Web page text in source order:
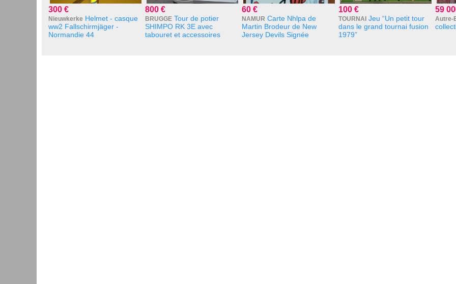
300 €
Nieuwkerke Helmet - casque
ww2 Fallschirmjäger -
Normandie 44
800 €
BRUGGE Tour de potier
SHIMPO RK 3E avec
tabouret et accessoires
60 €
NAMUR Carte Nhlpa de
Martin Brodeur de New
Jersey Devils Signée
100 €
TOURNAI Jeu “Un petit tour
dans le grand tournai fusion
1979”
59
Autre-